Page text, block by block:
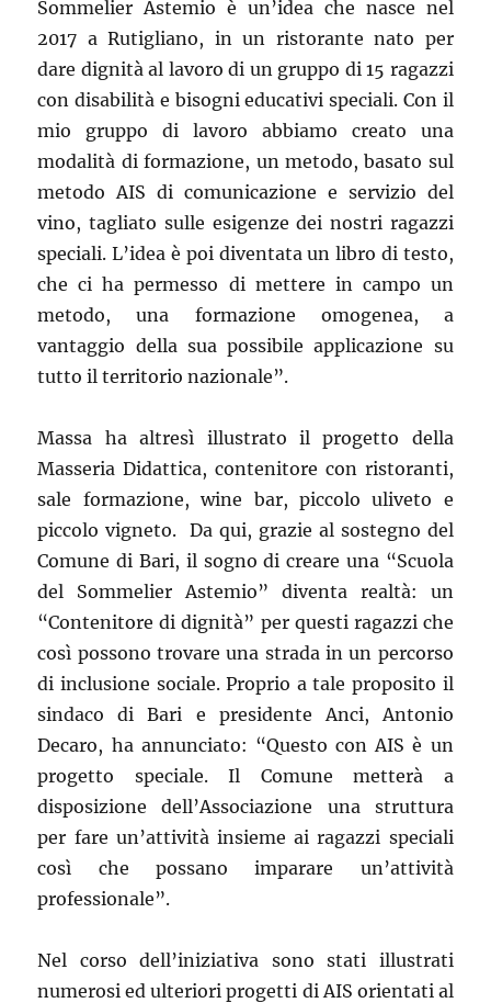
Sommelier Astemio è un’idea che nasce nel
2017 a Rutigliano, in un ristorante nato per
dare dignità al lavoro di un gruppo di 15 ragazzi
con disabilità e bisogni educativi speciali. Con il
mio gruppo di lavoro abbiamo creato una
modalità di formazione, un metodo, basato sul
metodo AIS di comunicazione e servizio del
vino, tagliato sulle esigenze dei nostri ragazzi
speciali. L’idea è poi diventata un libro di testo,
che ci ha permesso di mettere in campo un
metodo, una formazione omogenea, a
vantaggio della sua possibile applicazione su
tutto il territorio nazionale”.
Massa ha altresì illustrato il progetto della
Masseria Didattica, contenitore con ristoranti,
sale formazione, wine bar, piccolo uliveto e
piccolo vigneto. Da qui, grazie al sostegno del
Comune di Bari, il sogno di creare una “Scuola
del Sommelier Astemio” diventa realtà: un
“Contenitore di dignità” per questi ragazzi che
così possono trovare una strada in un percorso
di inclusione sociale. Proprio a tale proposito il
sindaco di Bari e presidente Anci, Antonio
Decaro, ha annunciato: “Questo con AIS è un
progetto speciale. Il Comune metterà a
disposizione dell’Associazione una struttura
per fare un’attività insieme ai ragazzi speciali
così che possano imparare un’attività
professionale”.
Nel corso dell’iniziativa sono stati illustrati
numerosi ed ulteriori progetti di AIS orientati al